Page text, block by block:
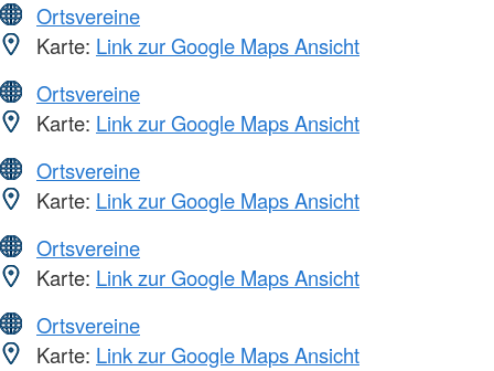
Ortsvereine
Karte: Link zur Google Maps Ansicht
Ortsvereine
Karte: Link zur Google Maps Ansicht
Ortsvereine
Karte: Link zur Google Maps Ansicht
Ortsvereine
Karte: Link zur Google Maps Ansicht
Ortsvereine
Karte: Link zur Google Maps Ansicht